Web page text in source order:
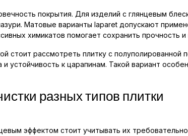
покрытия. Для изделий с глянцевым
Матовые варианты laparet допускают
химикатов помогает сохранить прочность
стоит рассмотреть плитку с
устойчивость к царапинам. Такой вариант
разных типов плитки
эффектом стоит учитывать их